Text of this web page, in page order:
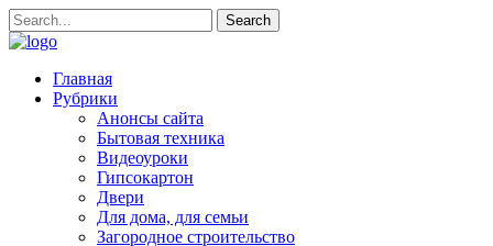
Главная
Рубрики
Анонсы сайта
Бытовая техника
Видеоуроки
Гипсокартон
Двери
Для дома, для семьи
Загородное строительство